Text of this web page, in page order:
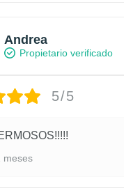
Andrea
Propietario verificado
5/5
meses